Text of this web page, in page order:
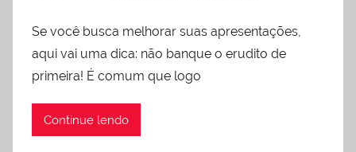
Se você busca melhorar suas apresentações,
aqui vai uma dica: não banque o erudito de
primeira! É comum que logo
Continue lendo